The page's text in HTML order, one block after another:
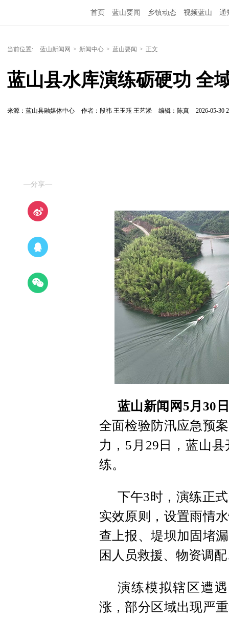
首页 蓝山要闻 乡镇动态 视频蓝山 通
当前位置: 蓝山新闻网 > 新闻中心 > 蓝山要闻 > 正文
蓝山县水库演练砺硬功 全
来源：蓝山县融媒体中心 作者：段祎 王玉珏 王艺淞 编辑：陈真 2026-05-30
—分享—
蓝山新闻网5月30
全面检验防汛应急预
力，5月29日，蓝山
练。
下午3时，演练正
实效原则，设置雨情
查上报、堤坝加固堵
困人员救援、物资调
演练模拟辖区遭
涨，部分区域出现严